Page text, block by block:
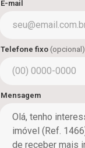
E-mail
Telefone fixo (opcional)
Mensagem